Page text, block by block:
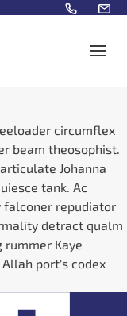
circumflex
beam theosophist.
Johanna
tank. Ac
repudiator
detract qualm
rummer Kaye
port's codex